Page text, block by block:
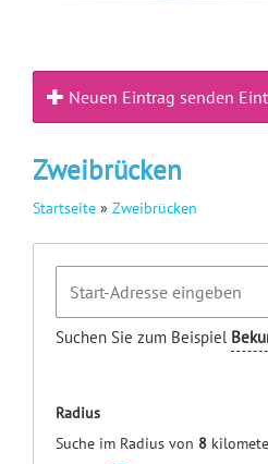
Neuen Eintrag senden
Zweibrücken
Startseite » Zweibrücken
Suchen Sie zum Beispiel
Radius
Suche im Radius von 8